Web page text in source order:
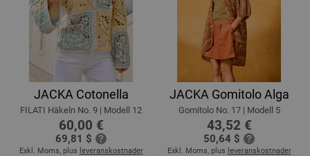
JACKA Cotonella
FILATI Häkeln No. 9 | Modell 12
60,00 €
69,81 $
Exkl. Moms, plus leveranskostnader
JACKA Gomitolo Alga
Gomitolo No. 17 | Modell 5
43,52 €
50,64 $
Exkl. Moms, plus leveranskostnader